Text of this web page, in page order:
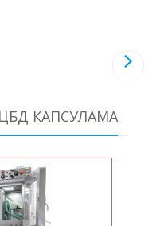
КАПСУЛАМА